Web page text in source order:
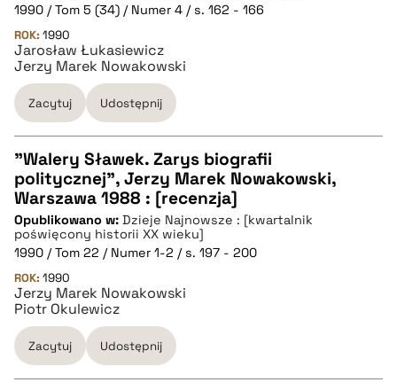
pobierz cytat
BIBTEX
pobierz cytat
1990 / Tom 5 (34) / Numer 4 / s. 162 - 166
ROK: 1990
Jarosław Łukasiewicz
Jerzy Marek Nowakowski
Zacytuj Udostępnij
CZYSTY TEKST
pobierz cytat
BIBTEX
pobierz cytat
"Walery Sławek. Zarys biografii
politycznej", Jerzy Marek Nowakowski,
Warszawa 1988 : [recenzja]
Opublikowano w: Dzieje Najnowsze : [kwartalnik
poświęcony historii XX wieku]
1990 / Tom 22 / Numer 1-2 / s. 197 - 200
ROK: 1990
Jerzy Marek Nowakowski
Piotr Okulewicz
Zacytuj Udostępnij